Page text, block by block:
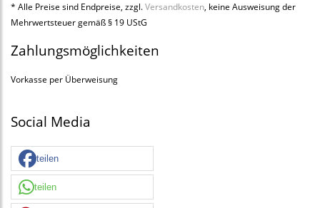
* Alle Preise sind Endpreise, zzgl.Versandkosten, keine Ausweisung der
Mehrwertsteuer gemäß § 19 UStG
Zahlungsmöglichkeiten
Vorkasse per Überweisung
Social Media
teilen
teilen